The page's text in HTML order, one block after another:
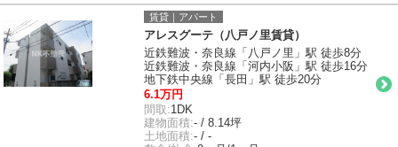
賃貸｜アパート
アレスグーテ（八戸ノ里賃貸）
近鉄難波・奈良線「八戸ノ里」駅 徒歩8分
近鉄難波・奈良線「河内小阪」駅 徒歩16分
地下鉄中央線「長田」駅 徒歩20分
6.1万円
間取:1DK
建物面積:- / 8.14坪
土地面積:- / -